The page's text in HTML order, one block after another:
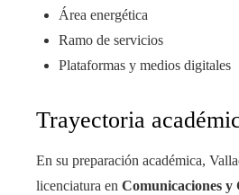
Área energética
Ramo de servicios
Plataformas y medios digitales
Trayectoria
En su preparación académica,
licenciatura en Comunicaciones y